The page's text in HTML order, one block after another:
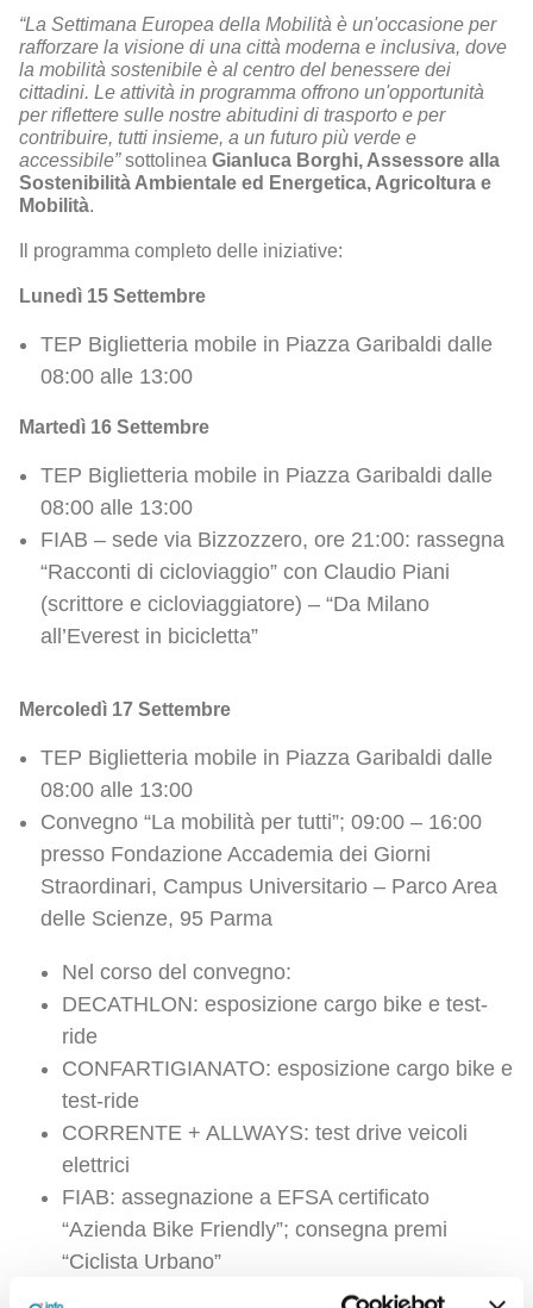
“La Settimana Europea della Mobilità è un'occasione per
rafforzare la visione di una città moderna e inclusiva, dove
la mobilità sostenibile è al centro del benessere dei
cittadini. Le attività in programma offrono un'opportunità
per riflettere sulle nostre abitudini di trasporto e per
contribuire, tutti insieme, a un futuro più verde e
accessibile”sottolinea Gianluca Borghi, Assessore alla
Sostenibilità Ambientale ed Energetica, Agricoltura e
Mobilità.
Il programma completo delle iniziative:
Lunedì 15 Settembre
TEP Biglietteria mobile in Piazza Garibaldi dalle
08:00 alle 13:00
Martedì 16 Settembre
TEP Biglietteria mobile in Piazza Garibaldi dalle
08:00 alle 13:00
FIAB – sede via Bizzozzero, ore 21:00: rassegna
“Racconti di cicloviaggio” con Claudio Piani
(scrittore e cicloviaggiatore) – “Da Milano
all’Everest in bicicletta”
Mercoledì 17 Settembre
TEP Biglietteria mobile in Piazza Garibaldi dalle
08:00 alle 13:00
Convegno “La mobilità per tutti”; 09:00 – 16:00
presso Fondazione Accademia dei Giorni
Straordinari, Campus Universitario – Parco Area
delle Scienze, 95 Parma
Nel corso del convegno:
DECATHLON: esposizione cargo bike e test-
ride
CONFARTIGIANATO: esposizione cargo bike e
test-ride
CORRENTE + ALLWAYS: test drive veicoli
elettrici
FIAB: assegnazione a EFSA certificato
“Azienda Bike Friendly”; consegna premi
“Ciclista Urbano”